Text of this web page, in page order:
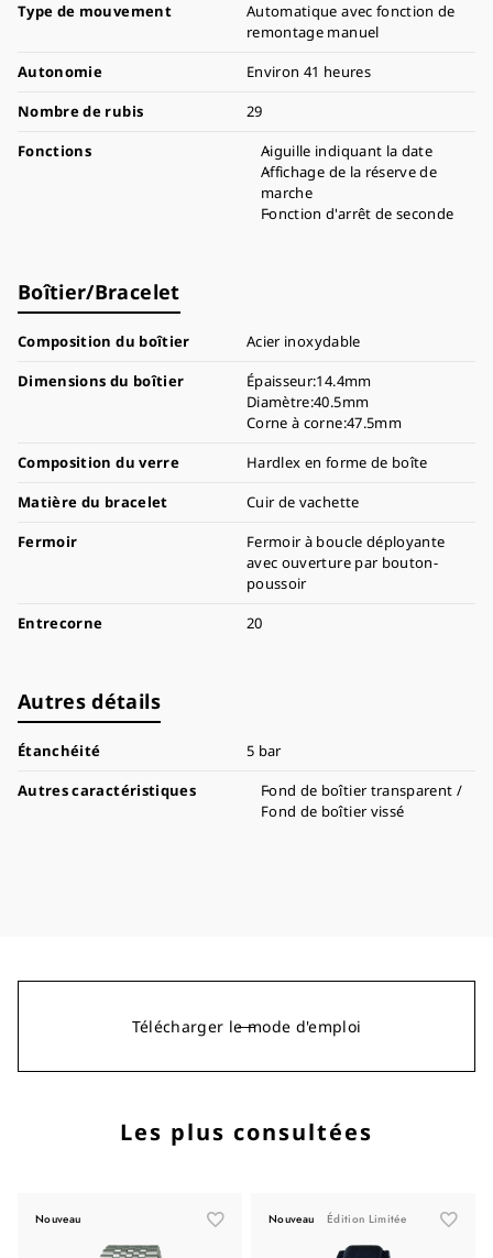
Type de mouvement
Automatique avec fonction de
remontage manuel
Autonomie
Environ 41 heures
Nombre de rubis
29
Fonctions
Aiguille indiquant la date
Affichage de la réserve de
marche
Fonction d'arrêt de seconde
Boîtier/Bracelet
Composition du boîtier
Acier inoxydable
Dimensions du boîtier
Épaisseur:14.4mm
Diamètre:40.5mm
Corne à corne:47.5mm
Composition du verre
Hardlex en forme de boîte
Matière du bracelet
Cuir de vachette
Fermoir
Fermoir à boucle déployante
avec ouverture par bouton-
poussoir
Entrecorne
20
Autres détails
Étanchéité
5 bar
Autres caractéristiques
Fond de boîtier transparent /
Fond de boîtier vissé
Télécharger le mode d'emploi
Les plus consultées
Nouveau Nouveau Édition Limitée